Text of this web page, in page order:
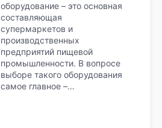
оборудование – это основная
составляющая
супермаркетов и
производственных
предприятий пищевой
промышленности. В вопросе
выборе такого оборудования
самое главное –…